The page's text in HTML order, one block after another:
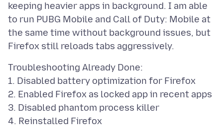
keeping heavier apps in background. I am able
to run PUBG Mobile and Call of Duty: Mobile at
the same time without background issues, but
Troubleshooting Already Done:
1. Disabled battery optimization for Firefox
2. Enabled Firefox as locked app in recent apps
3. Disabled phantom process killer